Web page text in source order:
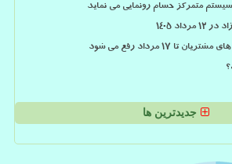
متمرکز حسام رونمایی می نماید
۱۴۰۵
17 مرداد رفع می شود
جدیدترین ها